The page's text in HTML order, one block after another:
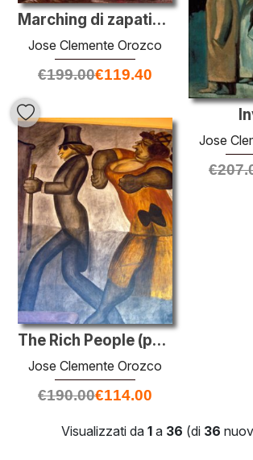
Marching di zapatista
Jose Clemente Orozco
€199.00€119.40
Jose
€
The Rich People (particolare)
Jose Clemente Orozco
€190.00€114.00
Visualizzati da 1 a 36 (di 36